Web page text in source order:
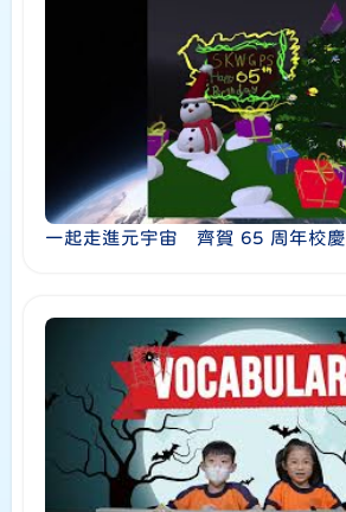
一起走進元宇宙 齊賀 65 周年校慶